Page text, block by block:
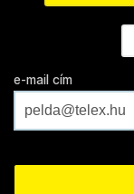
e-mail cím